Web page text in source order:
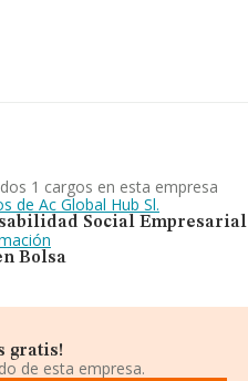
1 cargos en esta empresa
de Ac Global Hub Sl.
Social Empresarial
Bolsa
gratis!
de esta empresa.